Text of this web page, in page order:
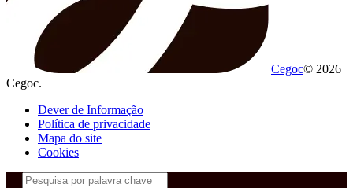
Cegoc© 2026
Cegoc.
Dever de Informação
Política de privacidade
Mapa do site
Cookies